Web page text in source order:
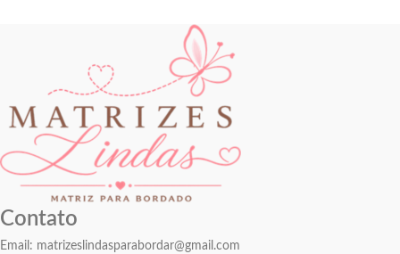
Contato
Email: matrizeslindasparabordar@gmail.com